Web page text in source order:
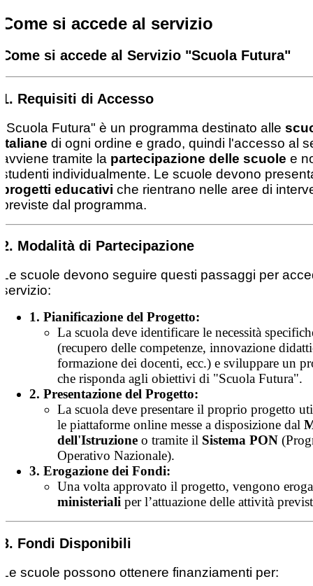
Come si accede al servizio
Come si accede al Servizio "Scuola Futura"
1. Requisiti di Accesso
"Scuola Futura" è un programma destinato alle
italiane di ogni ordine e grado, quindi l'accesso al
avviene tramite la partecipazione delle scuole e
studenti individualmente. Le scuole devono
progetti educativi che rientrano nelle aree di
previste dal programma.
2. Modalità di Partecipazione
Le scuole devono seguire questi passaggi per
servizio:
1. Pianificazione del Progetto:
La scuola deve identificare le necessità
(recupero delle competenze, innovazione
formazione dei docenti, ecc.) e sviluppare un
che risponda agli obiettivi di "Scuola Futura".
2. Presentazione del Progetto:
La scuola deve presentare il proprio progetto
le piattaforme online messe a disposizione dal
dell'Istruzione o tramite il Sistema PON
Operativo Nazionale).
3. Erogazione dei Fondi:
Una volta approvato il progetto, vengono
ministeriali per l’attuazione delle attività
3. Fondi Disponibili
Le scuole possono ottenere finanziamenti per: